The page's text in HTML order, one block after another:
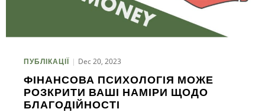
ПУБЛІКАЦІЇ Dec 20, 2023
ФІНАНСОВА ПСИХОЛОГІЯ МОЖЕ
РОЗКРИТИ ВАШІ НАМІРИ ЩОДО
БЛАГОДІЙНОСТІ